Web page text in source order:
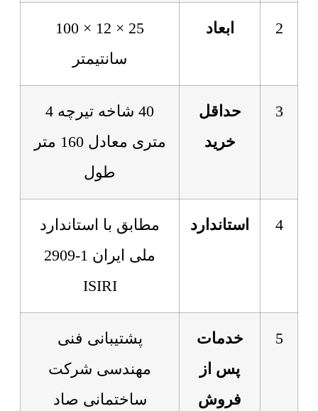
2 ابعاد
25 × 12 × 100
سانتیمتر
3
حداقل
خرید
40 شاخه تیرچه 4
متری معادل 160 متر
طول
4 استاندارد
مطابق با استاندارد
ملی ایران 1-2909
ISIRI
5
خدمات
پس از
فروش
پشتیبانی فنی
مهندسی شرکت
ساختمانی صاد